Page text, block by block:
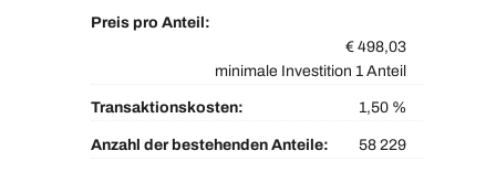
Preis pro Anteil:
€ 498,03
minimale Investition 1 Anteil
Transaktionskosten: 1,50 %
Anzahl der bestehenden Anteile: 58 229